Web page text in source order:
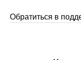
Обратиться в